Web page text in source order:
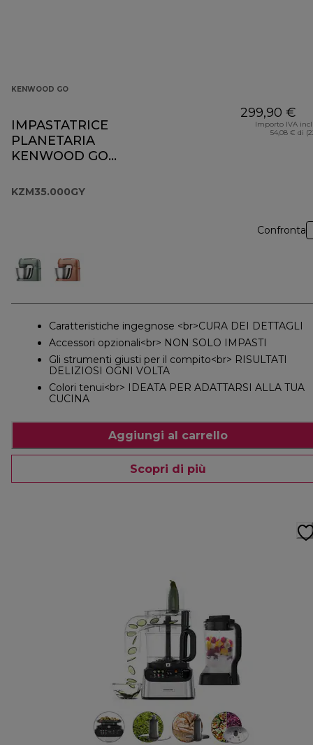
KENWOOD GO
IMPASTATRICE
PLANETARIA
KENWOOD GO
KZM35.000GY
299,90 €
Importo IVA
54,08 € di
Confronta
Caratteristiche ingegnose <br>CURA DEI DETTAGLI
Accessori opzionali<br> NON SOLO IMPASTI
Gli strumenti giusti per il compito<br> RISULTATI
DELIZIOSI OGNI VOLTA
Colori tenui<br> IDEATA PER ADATTARSI ALLA TUA
CUCINA
Aggiungi al carrello
Scopri di più